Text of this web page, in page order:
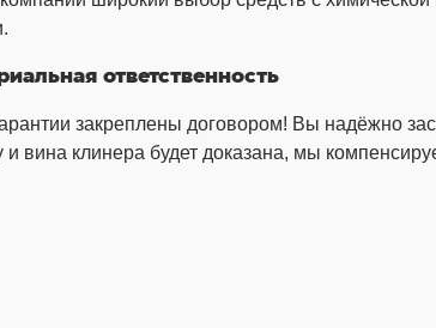
ответственность
закреплены договором! Вы надёжно
вина клинера будет доказана, мы